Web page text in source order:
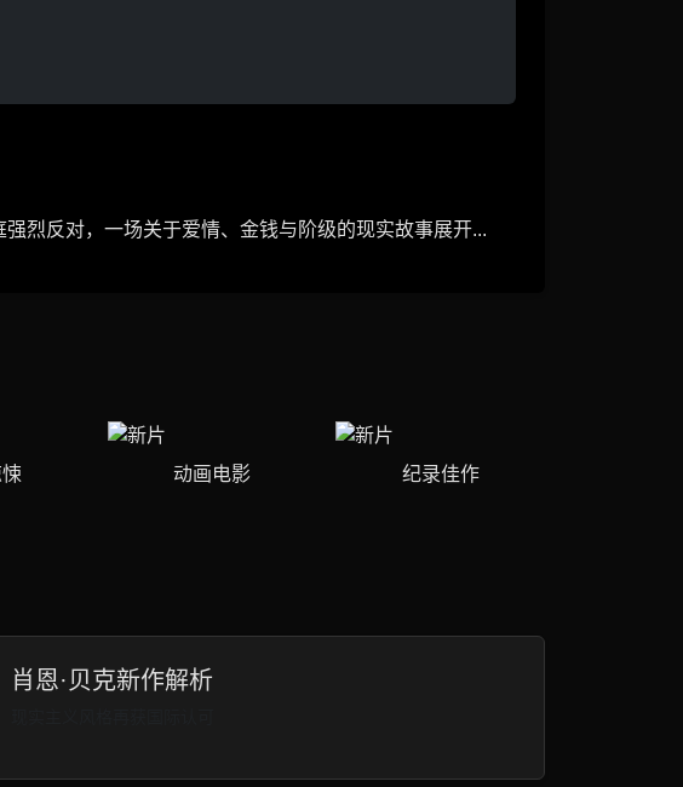
烈反对，一场关于爱情、金钱与阶级的现实故事展开...
动画电影 纪录佳作
肖恩·贝克新作解析